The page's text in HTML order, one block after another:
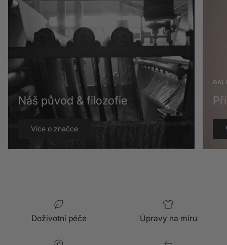
Náš původ & filozofie
Více o značce
Doživotní péče Úpravy na míru